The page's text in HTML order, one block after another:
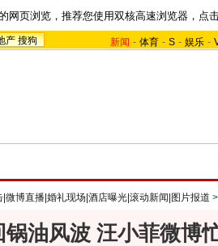
网页浏览，推荐您使用双核高速浏览器，点
产 搜狗 新闻 - 体育 - S - 娱乐 -
微博直播|婚礼现场|酒店曝光|滚动新闻|图片报道 >
锅油风波 汪小菲微博